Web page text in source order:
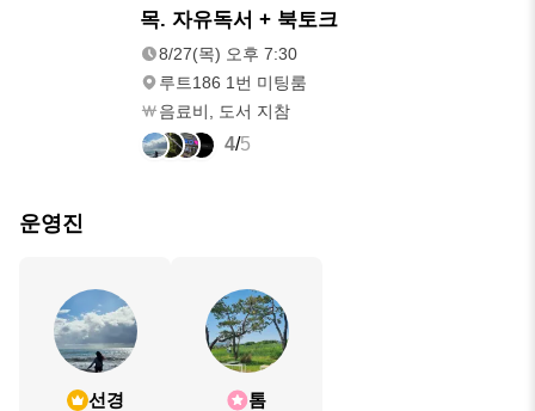
목. 자유독서 + 북토크
8/27(목) 오후 7:30
루트186 1번 미팅룸
음료비, 도서 지참
4/5
운영진
선경 톰